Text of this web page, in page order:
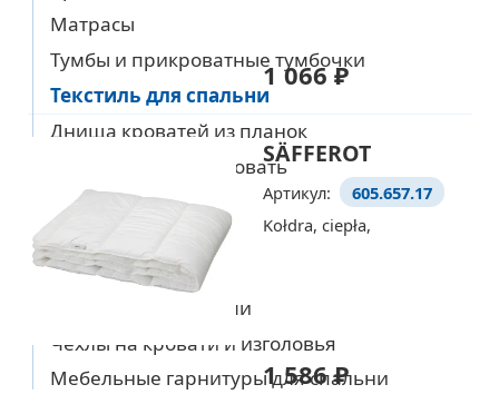
Матрасы
Тумбы и прикроватные тумбочки
Текстиль для спальни
Днища кроватей из планок
Контейнеры под кровать
Основы матрасов
Ножки для кровати
Изголовья кровати
Кровати с матрасами
Чехлы на кровати и изголовья
Мебельные гарнитуры для спальни
1 066 ₽
SÄFFEROT
Артикул:
605.657.17
Kołdra, ciepła,
1 586 ₽